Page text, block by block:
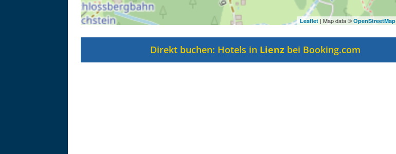
Leaflet | Map data ©OpenStreetMap
Direkt buchen: Hotels in Lienzbei Booking.com